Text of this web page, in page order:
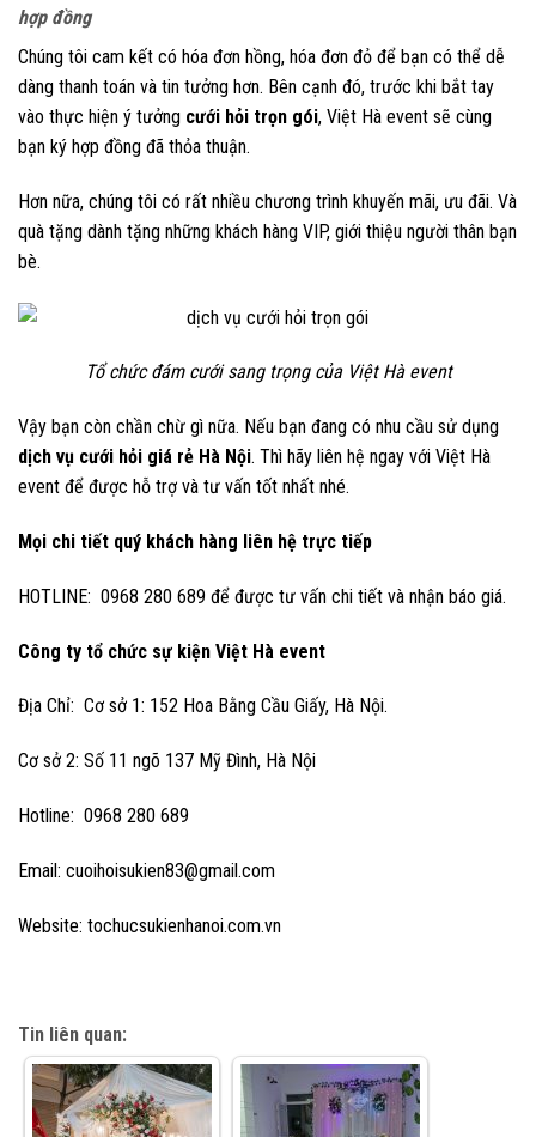
hợp đồng
Chúng tôi cam kết có hóa đơn hồng, hóa đơn đỏ để bạn có thể dễ
dàng thanh toán và tin tưởng hơn. Bên cạnh đó, trước khi bắt tay
vào thực hiện ý tưởng cưới hỏi trọn gói, Việt Hà event sẽ cùng
bạn ký hợp đồng đã thỏa thuận.
Hơn nữa, chúng tôi có rất nhiều chương trình khuyến mãi, ưu đãi. Và
quà tặng dành tặng những khách hàng VIP, giới thiệu người thân bạn
bè.
Tổ chức đám cưới sang trọng của Việt Hà event
Vậy bạn còn chần chừ gì nữa. Nếu bạn đang có nhu cầu sử dụng
dịch vụ cưới hỏi giá rẻ Hà Nội. Thì hãy liên hệ ngay với Việt Hà
event để được hỗ trợ và tư vấn tốt nhất nhé.
Mọi chi tiết quý khách hàng liên hệ trực tiếp
HOTLINE: 0968 280 689 để được tư vấn chi tiết và nhận báo giá.
Công ty tổ chức sự kiện Việt Hà event
Địa Chỉ: Cơ sở 1: 152 Hoa Bằng Cầu Giấy, Hà Nội.
Cơ sở 2: Số 11 ngõ 137 Mỹ Đình, Hà Nội
Hotline: 0968 280 689
Email: cuoihoisukien83@gmail.com
Website: tochucsukienhanoi.com.vn
Tin liên quan: